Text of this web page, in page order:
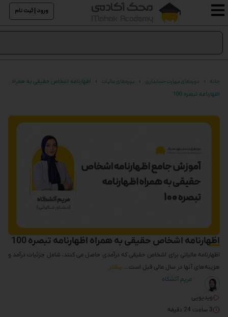
ورود | ثبت نام
خانه دوره‌های مهارت حسابداری دوره‌های مالیات
اظهارنامه اشخاص حقیقی به همراه
اظهارنامه تبصره 100
اظهارنامه اشخاص حقیقی به همراه اظهارنامه تبصره 100
اظهارنامه مالیاتی برای اشخاص حقیقی که درآمدی حاصل می کنند، شامل جزئیات درآمد و
هزینه‌های آنها در سال مالی قبل است… بیشتر
مریم آتشگاه
ویدیویی
3 ساعت 24 دقیقه